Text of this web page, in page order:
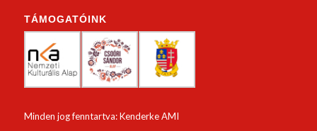
TÁMOGATÓINK
Minden jog fenntartva: Kenderke AMI